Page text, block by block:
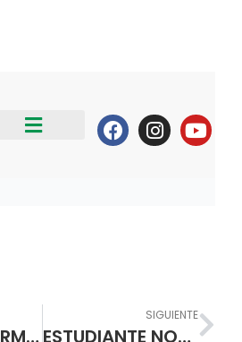
MAESTRO NORMALISTA ARTESANO DE MENTES Y CORAZONES
SIGUIENTE
ESTUDIANTE NORMALISTA EJEMPLO DE LIDERAZGO Y SENTIDO DE PERTENENCIA